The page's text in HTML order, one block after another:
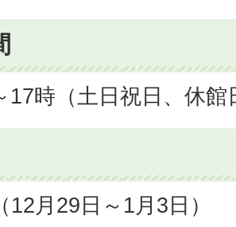
17時（土日祝日、休館
12月29日～1月3日）